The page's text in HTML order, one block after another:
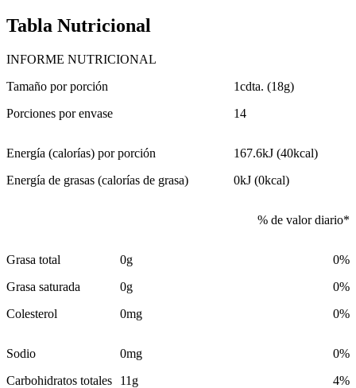
Tabla Nutricional
INFORME NUTRICIONAL
Tamaño por porción
Porciones por envase
1cdta. (18g)
14
Energía (calorías) por porción
Energía de grasas (calorías de grasa)
167.6kJ (40kcal)
0kJ (0kcal)
% de valor diario*
Grasa total
Grasa saturada
Colesterol
0g
0g
0mg
0%
0%
0%
Sodio
Carbohidratos totales
0mg
11g
0%
4%